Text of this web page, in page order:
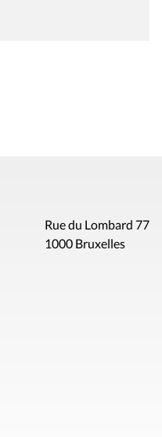
Rue du Lombard 77
1000 Bruxelles